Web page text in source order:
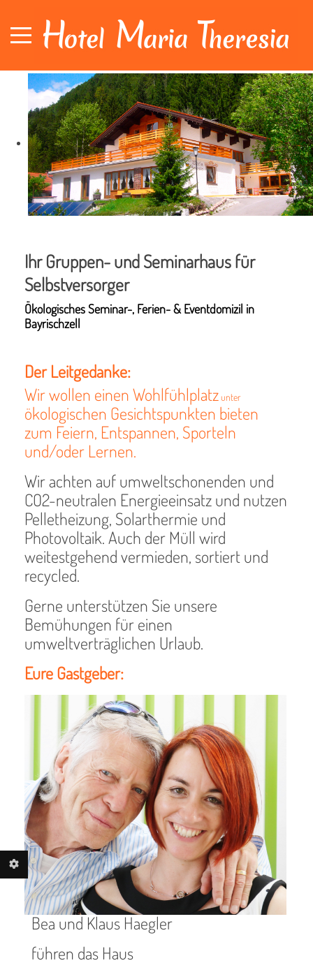
Ihr Gruppen- und Seminarhaus für
Selbstversorger
Ökologisches Seminar-, Ferien- & Eventdomizil in
Bayrischzell
Der Leitgedanke:
Wir wollen einen Wohlfühlplatzunter
ökologischen Gesichtspunkten bieten
zum Feiern, Entspannen, Sporteln
und/oder Lernen.
Wir achten auf umweltschonenden und
CO2-neutralen Energieeinsatz und nutzen
Pelletheizung, Solarthermie und
Photovoltaik. Auch der Müll wird
weitestgehend vermieden, sortiert und
recycled.
Gerne unterstützen Sie unsere
Bemühungen für einen
umweltverträglichen Urlaub.
Eure Gastgeber:
Bea und Klaus Haegler
führen das Haus